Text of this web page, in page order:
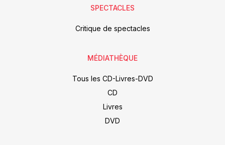
SPECTACLES
Critique de spectacles
MÉDIATHÈQUE
Tous les CD-Livres-DVD
CD
Livres
DVD